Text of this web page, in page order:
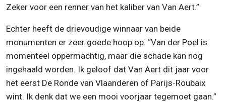
Zeker voor een renner van het kaliber van Van Aert.”
Echter heeft de drievoudige winnaar van beide
monumenten er zeer goede hoop op. “Van der Poel is
momenteel oppermachtig, maar die schade kan nog
ingehaald worden. Ik geloof dat Van Aert dit jaar voor
het eerst De Ronde van Vlaanderen of Parijs-Roubaix
wint. Ik denk dat we een mooi voorjaar tegemoet gaan.”